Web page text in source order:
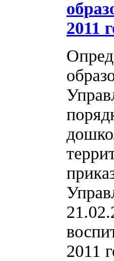
2011
2011